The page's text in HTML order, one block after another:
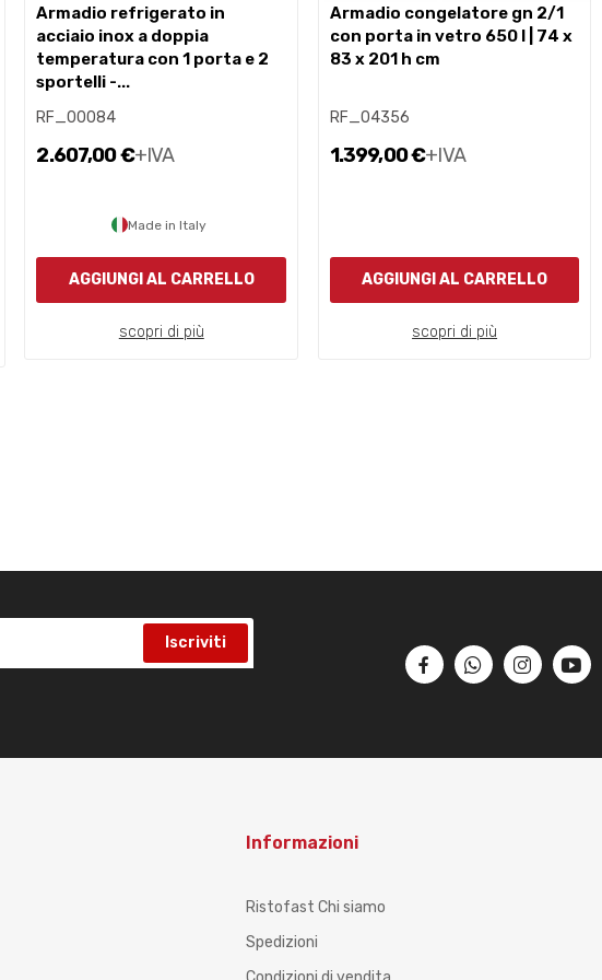
armadio refrigerato in
acciaio inox a doppia
temperatura con 1 porta e 2
sportelli -...
RF_00084
2.607,00 €+IVA
Made in Italy
AGGIUNGI AL CARRELLO
scopri di più
armadio congelatore gn 2/1
con porta in vetro 650 l | 74 x
83 x 201 h cm
RF_04356
1.399,00 €+IVA
AGGIUNGI AL CARRELLO
scopri di più
Iscriviti
Informazioni
Ristofast Chi siamo
Spedizioni